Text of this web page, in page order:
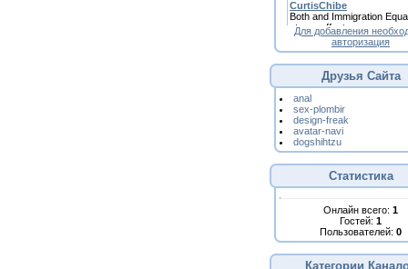
Для добавления
авторизация
Друзья Сайта
anal
sex-plombir
design-freak
avatar-navi
dogshihtzu
Статистика
Онлайн всего: 1
Гостей: 1
Пользователей: 0
Категории